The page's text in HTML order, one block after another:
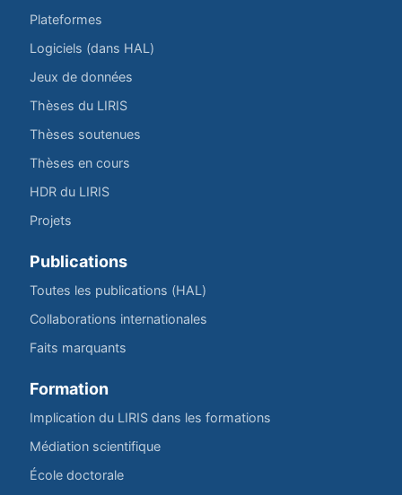
Plateformes
Logiciels (dans HAL)
Jeux de données
Thèses du LIRIS
Thèses soutenues
Thèses en cours
HDR du LIRIS
Projets
Publications
Toutes les publications (HAL)
Collaborations internationales
Faits marquants
Formation
Implication du LIRIS dans les formations
Médiation scientifique
École doctorale